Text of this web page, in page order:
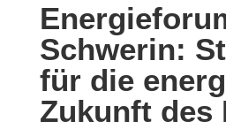
Schwerin:
für die
Zukunft des